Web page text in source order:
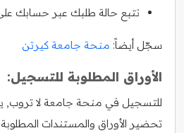
تتبع حالة طلبك عبر حسابك على
سجّل أيضاً: منحة جامعة كيرتن
الأوراق المطلوبة للتسجيل:
للتسجيل في منحة جامعة لا تروب,
تحضير الأوراق والمستندات المطلوبة